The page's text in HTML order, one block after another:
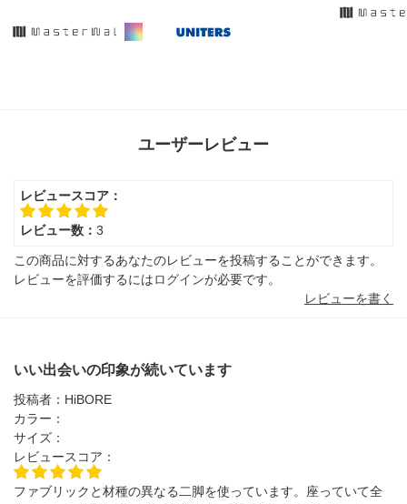
ユーザーレビュー
レビュースコア：
レビュー数： 3
この商品に対するあなたのレビューを投稿することができます。
レビューを評価するにはログインが必要です。
レビューを書く
いい出会いの印象が続いています
投稿者： HiBORE
カラー：
サイズ：
レビュースコア：
ファブリックと材種の異なる二脚を使っています。座っていて全